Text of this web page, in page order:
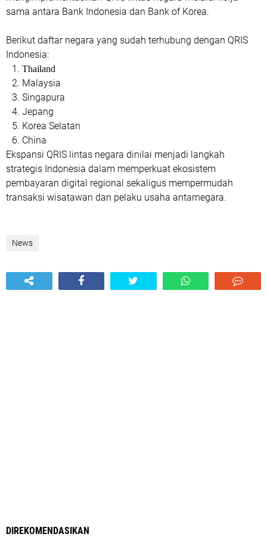
sama antara Bank Indonesia dan Bank of Korea.
Berikut daftar negara yang sudah terhubung dengan QRIS
Indonesia:
Thailand
Malaysia
Singapura
Jepang
Korea Selatan
China
Ekspansi QRIS lintas negara dinilai menjadi langkah
strategis Indonesia dalam memperkuat ekosistem
pembayaran digital regional sekaligus mempermudah
transaksi wisatawan dan pelaku usaha antarnegara.
News
DIREKOMENDASIKAN